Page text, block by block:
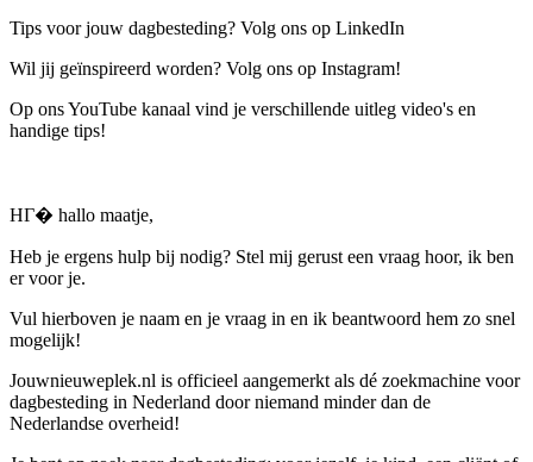
Tips voor jouw dagbesteding? Volg ons op LinkedIn
Wil jij geïnspireerd worden? Volg ons op Instagram!
Op ons YouTube kanaal vind je verschillende uitleg video's en
handige tips!
HГ� hallo maatje,
Heb je ergens hulp bij nodig? Stel mij gerust een vraag hoor, ik ben
er voor je.
Vul hierboven je naam en je vraag in en ik beantwoord hem zo snel
mogelijk!
Jouwnieuweplek.nl is officieel aangemerkt als dé zoekmachine voor
dagbesteding in Nederland door niemand minder dan de
Nederlandse overheid!